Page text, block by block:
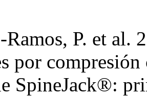
P. et al.
por
SpineJack®: